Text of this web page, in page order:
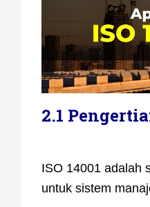
2.1
ISO 14001 adalah
untuk sistem